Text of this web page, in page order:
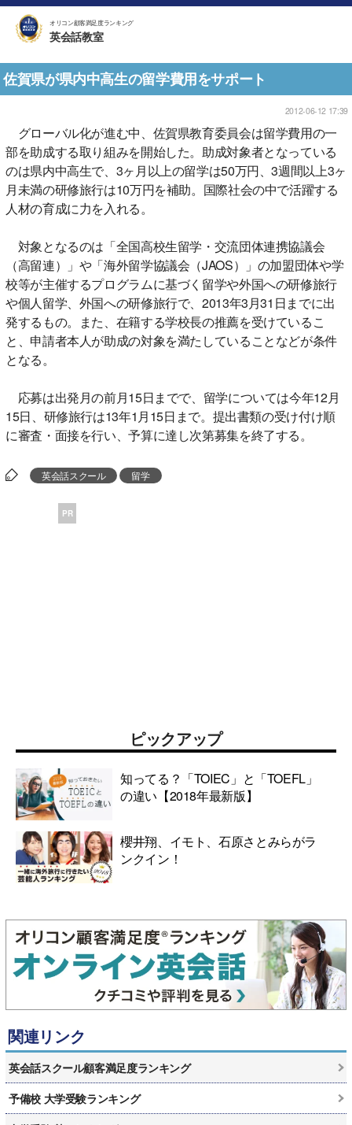
オリコン顧客満足度ランキング
英会話教室
佐賀県が県内中高生の留学費用をサポート
2012-06-12 17:39
グローバル化が進む中、佐賀県教育委員会は留学費用の一
部を助成する取り組みを開始した。助成対象者となっている
のは県内中高生で、3ヶ月以上の留学は50万円、3週間以上3ヶ
月未満の研修旅行は10万円を補助。国際社会の中で活躍する
人材の育成に力を入れる。
対象となるのは「全国高校生留学・交流団体連携協議会
（高留連）」や「海外留学協議会（JAOS）」の加盟団体や学
校等が主催するプログラムに基づく留学や外国への研修旅行
や個人留学、外国への研修旅行で、2013年3月31日までに出
発するもの。また、在籍する学校長の推薦を受けているこ
と、申請者本人が助成の対象を満たしていることなどが条件
となる。
応募は出発月の前月15日までで、留学については今年12月
15日、研修旅行は13年1月15日まで。提出書類の受け付け順
に審査・面接を行い、予算に達し次第募集を終了する。
英会話スクール 留学
PR
ピックアップ
知ってる？「TOIEC」と「TOEFL」
の違い【2018年最新版】
櫻井翔、イモト、石原さとみらがラ
ンクイン！
関連リンク
英会話スクール顧客満足度ランキング
予備校 大学受験ランキング